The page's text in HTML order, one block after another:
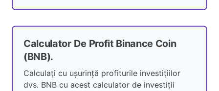
Calculator De Profit Binance Coin
(BNB).
Calculați cu ușurință profiturile investițiilor
dvs. BNB cu acest calculator de investiții